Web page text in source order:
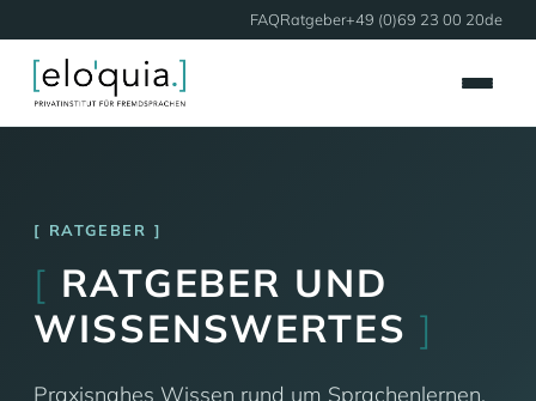
FAQRatgeber+49 (0)69 23 00 20de
RATGEBER
[ RATGEBER UND
WISSENSWERTES ]
Praxisnahes Wissen rund um Sprachenlernen,